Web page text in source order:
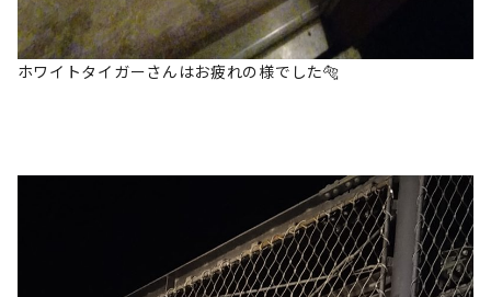
ホワイトタイガーさんはお疲れの様でした🐅